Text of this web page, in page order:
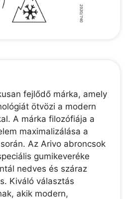
fejlődő márka, amely
ötvözi a modern
A márka filozófiája a
maximalizálása a
Az Arivo abroncsok
gumikeveréke
nedves és száraz
Kiváló választás
akik modern,